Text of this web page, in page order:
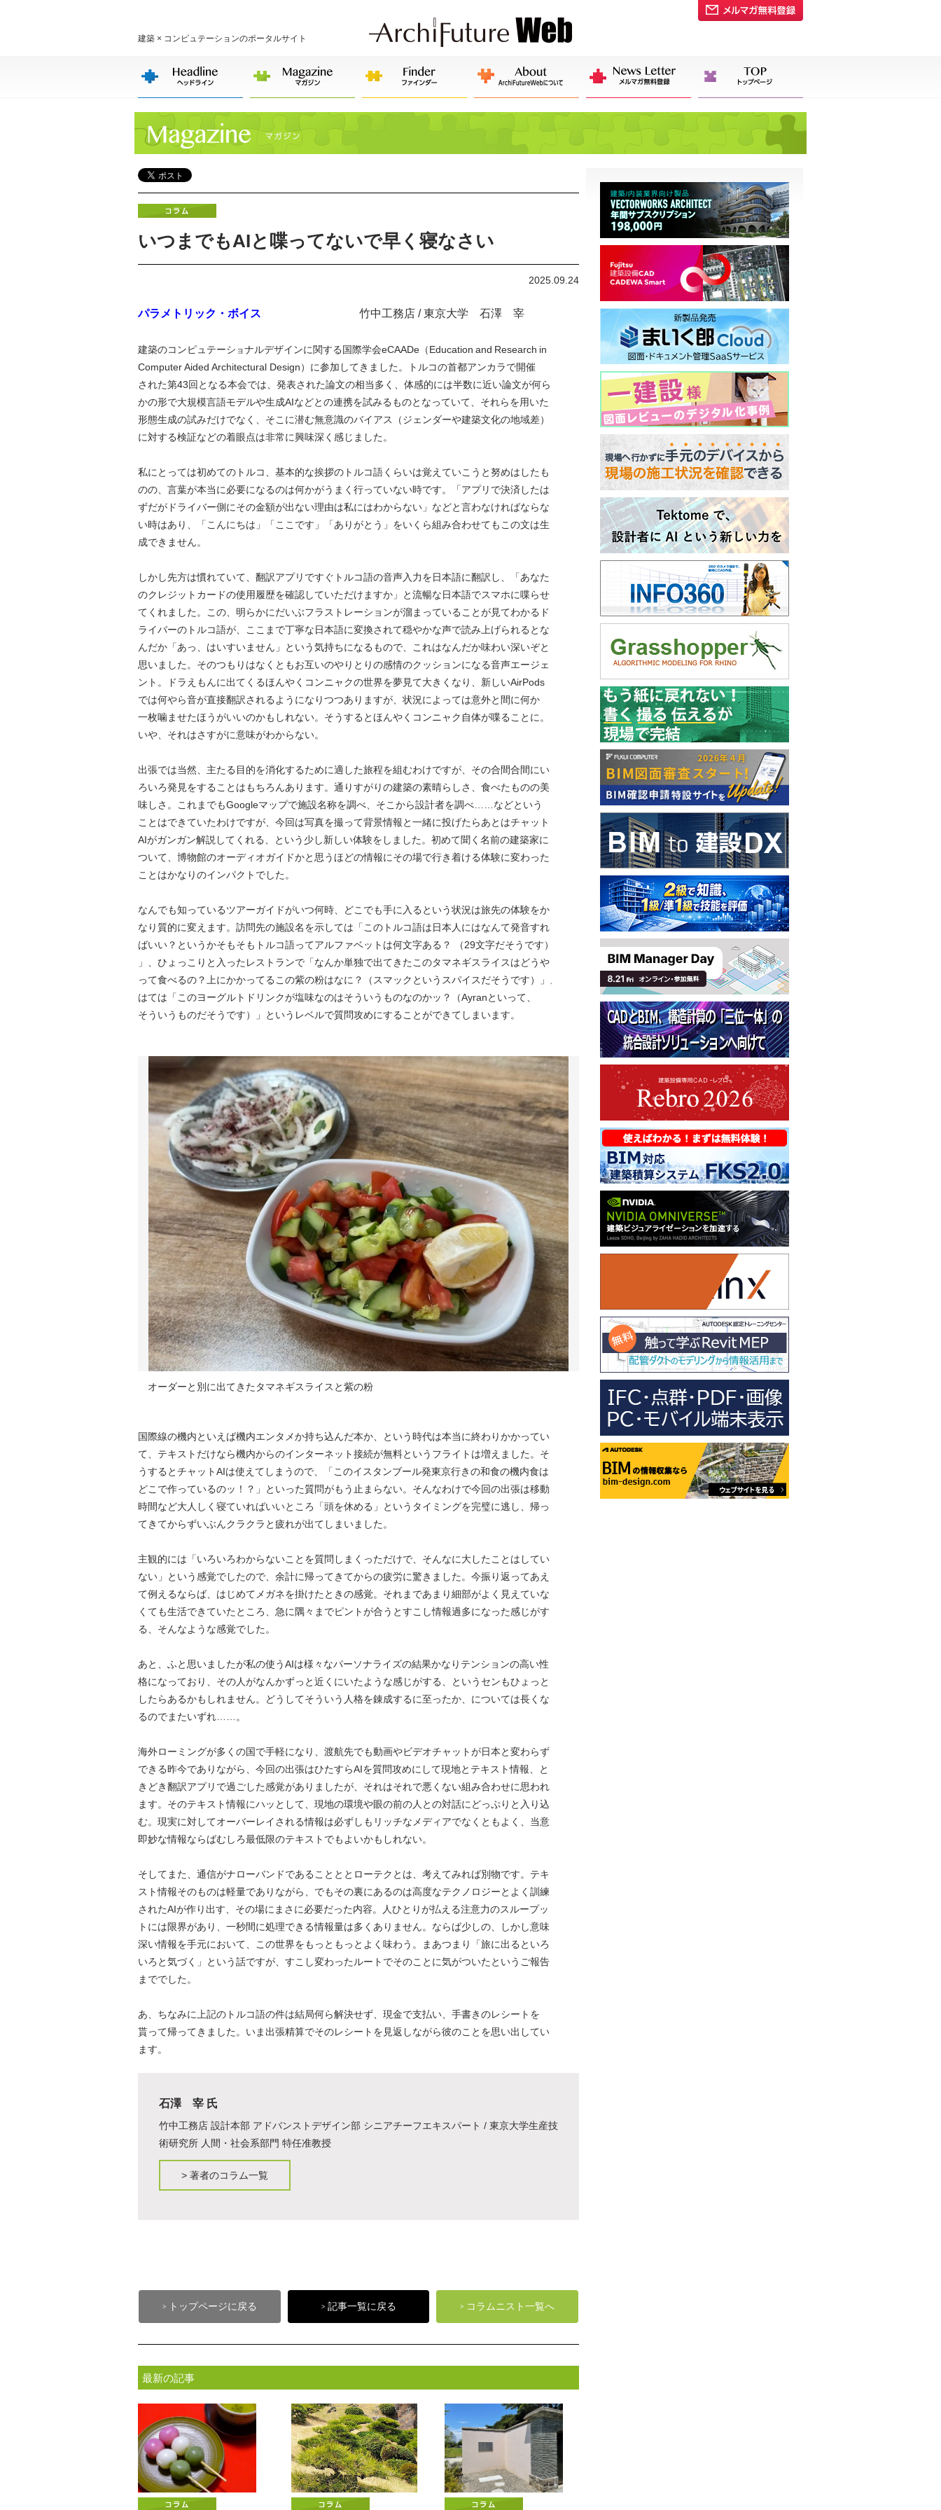
建築 × コンピュテーションのポータルサイト
いつまでもAIと喋ってないで早く寝なさい
2025.09.24
パラメトリック・ボイス 竹中工務店 / 東京大学 石澤 宰
建築のコンピュテーシ ョナルデザインに関する国際学会eCAADe（Education and Research in
Computer Aided Architectural Design）に参加してきました。トルコの首都アンカラで開催
された第43回となる本会では、発表された論文の相当多く、体感的には半数に近い論文が何ら
かの形で大規模言語モデルや生成AIなどとの連携を試みるものとなっていて、それらを用いた
形態生成の試みだけでなく、そこに潜む無意識のバイアス（ジェンダーや建築文化の地域差）
に対する検証などの着眼点は非常に興味深く感じました。
私にとっては初めてのトルコ、基本的な挨拶のトルコ語くらいは覚えていこうと努めはしたも
のの、言葉が本当に必要になるのは何かがうまく行っていない時です。「アプリで決済したは
ずだがドライバー側にその金額が出ない理由は私にはわからない」などと言わなければならな
い時はあり、「こんにちは」「ここです」「ありがとう」をいくら組み合わせてもこの文は生
成できません。
しかし先方は慣れていて、翻訳アプリですぐトルコ語の音声入力を日本語に翻訳し、「あなた
のクレジットカードの使用履歴を確認していただけますか」と流暢な日本語でスマホに喋らせ
てくれました。この、明らかにだいぶフラストレーションが溜まっていることが見てわかるド
ライバーのトルコ語が、ここまで丁寧な日本語に変換されて穏やかな声で読み上げられるとな
んだか「あっ、はいすいません」という気持ちになるもので、これはなんだか味わい深いぞと
思いました。そのつもりはなくともお互いのやりとりの感情のクッションになる音声エージェ
ント。ドラえもんに出てくるほんやくコンニャクの世界を夢見て大きくなり、新しいAirPods
では何やら音が直接翻訳されるようになりつつありますが、状況によっては意外と間に何か
一枚噛ませたほうがいいのかもしれない。そうするとほんやくコンニャク自体が喋ることに。
いや、それはさすがに意味がわからない。
出張では当然、主たる目的を消化するために適した旅程を組むわけですが、その合間合間にい
ろいろ発見をすることはもちろんあります。通りすがりの建築の素晴らしさ、食べたものの美
味しさ。これまでもGoogleマップで施設名称を調べ、そこから設計者を調べ……などという
ことはできていたわけですが、今回は写真を撮って背景情報と一緒に投げたらあとはチャット
AIがガンガン解説してくれる、という少し新しい体験をしました。初めて聞く名前の建築家に
ついて、博物館のオーディオガイドかと思うほどの情報にその場で行き着ける体験に変わった
ことはかなりのインパクトでした。
なんでも知っているツアーガイドがいつ何時、どこでも手に入るという状況は旅先の体験をか
なり質的に変えます。訪問先の施設名を示しては「このトルコ語は日本人にはなんて発音すれ
ばいい？というかそもそもトルコ語ってアルファベットは何文字ある？ （29文字だそうです）
」、ひょっこりと入ったレストランで「なんか単独で出てきたこのタマネギスライスはどうや
って食べるの？上にかかってるこの紫の粉はなに？（スマックというスパイスだそうです）」
はては「このヨーグルトドリンクが塩味なのはそういうものなのかッ？（Ayranといって、
そういうものだそうです）」というレベルで質問攻めにすることができてしまいます。
オーダーと別に出てきたタマネギスライスと紫の粉
国際線の機内といえば機内エンタメか持ち込んだ本か、という時代は本当に終わりかかってい
て、テキストだけなら機内からのインターネット接続が無料というフライトは増えました。そ
うするとチャットAIは使えてしまうので、「このイスタンブール発東京行きの和食の機内食は
どこで作っているのッ！？」といった質問がもう止まらない。そんなわけで今回の出張は移動
時間など大人しく寝ていればいいところ「頭を休める」というタイミングを完璧に逃し、帰っ
てきてからずいぶんクラクラと疲れが出てしまいました。
主観的には「いろいろわからないことを質問しまくっただけで、そんなに大したことはしてい
ない」という感覚でしたので、余計に帰ってきてからの疲労に驚きました。今振り返ってあえ
て例えるならば、はじめてメガネを掛けたときの感覚。それまであまり細部がよく見えていな
くても生活できていたところ、急に隅々までピントが合うとすこし情報過多になった感じがす
る、そんなような感覚でした。
あと、ふと思いましたが私の使うAIは様々なパーソナライズの結果かなりテンションの高い性
格になっており、その人がなんかずっと近くにいたような感じがする、というセンもひょっと
したらあるかもしれません。どうしてそういう人格を錬成するに至ったか、については長くな
るのでまたいずれ……。
海外ローミングが多くの国で手軽になり、渡航先でも動画やビデオチャットが日本と変わらず
できる昨今でありながら、今回の出張はひたすらAIを質問攻めにして現地とテキスト情報、と
きどき翻訳アプリで過ごした感覚がありましたが、それはそれで悪くない組み合わせに思われ
ます。そのテキスト情報にハッとして、現地の環境や眼の前の人との対話にどっぷりと入り込
む。現実に対してオーバーレイされる情報は必ずしもリッチなメディアでなくともよく、当意
即妙な情報ならばむしろ最低限のテキストでもよいかもしれない。
そしてまた、通信がナローバンドであることととローテクとは、考えてみれば別物です。テキ
スト情報そのものは軽量でありながら、でもその裏にあるのは高度なテクノロジーとよく訓練
されたAIが作り出す、その場にまさに必要だった内容。人ひとりが払える注意力のスループッ
トには限界があり、一秒間に処理できる情報量は多くありません。ならば少しの、しかし意味
深い情報を手元において、この世界をもっともっとよく味わう。まあつまり「旅に出るといろ
いろと気づく」という話ですが、すこし変わったルートでそのことに気がついたというご報告
まででした。
あ、ちなみに上記のトルコ語の件は結局何ら解決せず、現金で支払い、手書きのレシートを
貰って帰ってきました。いま出張精算でそのレシートを見返しながら彼のことを思い出してい
ます。
石澤 宰 氏
竹中工務店 設計本部 アドバンストデザイン部 シニアチーフエキスパート / 東京大学生産技
術研究所 人間・社会系部門 特任准教授
> 著者のコラム一覧
> トップページに戻る >記事一覧に戻る >コラムニスト一覧へ
最新の記事